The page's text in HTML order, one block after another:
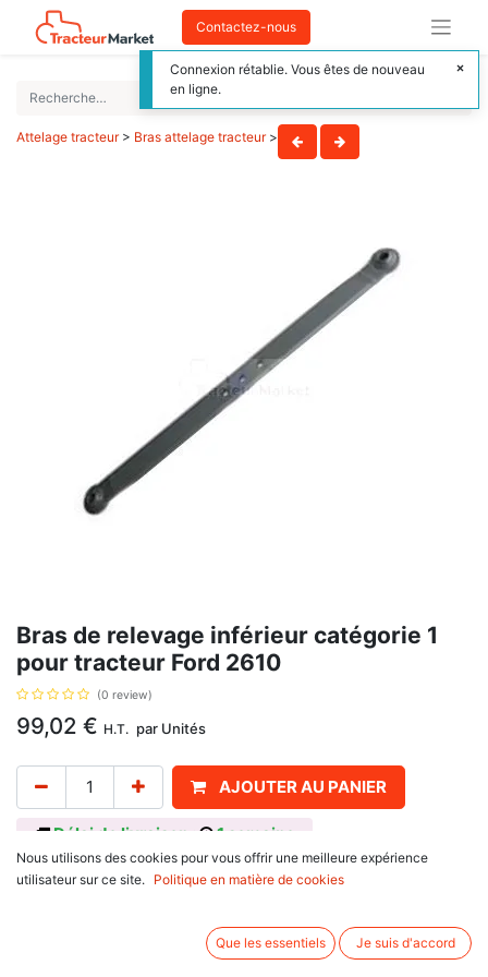
Contactez-nous
Attelage tracteur> Bras attelage tracteur>
Bras de relevage inférieur catégorie 1
pour tracteur Ford 2610
(0 review)
99,02 € H.T. par Unités
AJOUTER AU PANIER
Délai de livraison : 1 semaine
Pour
Massey Ferguson : 133, 135 FR, 135V, 140, 35, TEA 20, TEE 20, TEF
Nous utilisons des cookies pour vous offrir une meilleure expérience
utilisateur sur ce site.
Politique en matière de cookies
Que les essentiels Je suis d'accord
Connexion rétablie. Vous êtes de nouveau
en ligne.